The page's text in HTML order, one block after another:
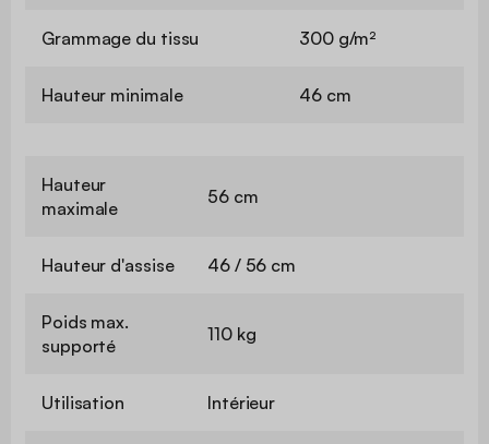
Grammage du tissu 300 g/m²
Hauteur minimale 46 cm
Hauteur
maximale
56 cm
Hauteur d'assise 46 / 56 cm
Poids max.
supporté
110 kg
Utilisation Intérieur